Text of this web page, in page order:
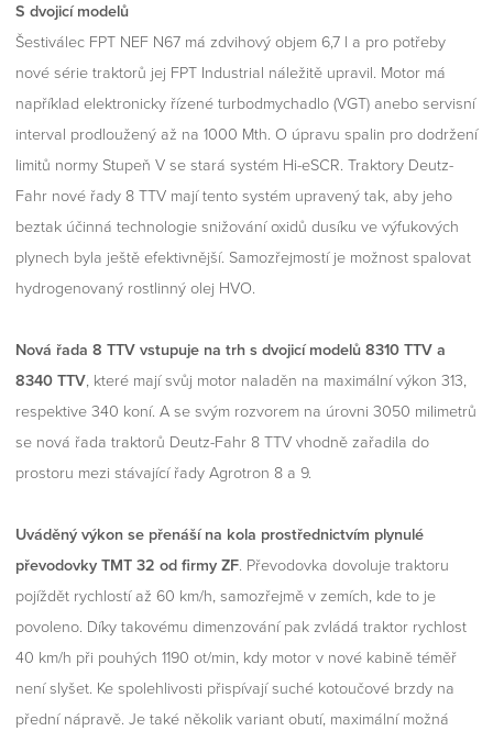
S dvojicí modelů
Šestiválec FPT NEF N67 má zdvihový objem 6,7 l a pro potřeby
nové série traktorů jej FPT Industrial náležitě upravil. Motor má
například elektronicky řízené turbodmychadlo (VGT) anebo servisní
interval prodloužený až na 1000 Mth. O úpravu spalin pro dodržení
limitů normy Stupeň V se stará systém Hi-eSCR. Traktory Deutz-
Fahr nové řady 8 TTV mají tento systém upravený tak, aby jeho
beztak účinná technologie snižování oxidů dusíku ve výfukových
plynech byla ještě efektivnější. Samozřejmostí je možnost spalovat
hydrogenovaný rostlinný olej HVO.
Nová řada 8 TTV vstupuje na trh s dvojicí modelů 8310 TTV a
8340 TTV, které mají svůj motor naladěn na maximální výkon 313,
respektive 340 koní. A se svým rozvorem na úrovni 3050 milimetrů
se nová řada traktorů Deutz-Fahr 8 TTV vhodně zařadila do
prostoru mezi stávající řady Agrotron 8 a 9.
Uváděný výkon se přenáší na kola prostřednictvím plynulé
převodovky TMT 32 od firmy ZF. Převodovka dovoluje traktoru
pojíždět rychlostí až 60 km/h, samozřejmě v zemích, kde to je
povoleno. Díky takovému dimenzování pak zvládá traktor rychlost
40 km/h při pouhých 1190 ot/min, kdy motor v nové kabině téměř
není slyšet. Ke spolehlivosti přispívají suché kotoučové brzdy na
přední nápravě. Je také několik variant obutí, maximální možná